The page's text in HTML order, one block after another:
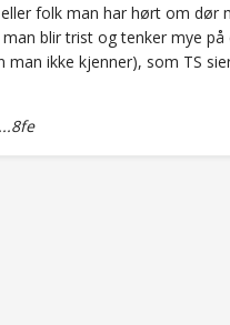
folk man har hørt om dør
blir trist og tenker mye
man ikke kjenner), som TS